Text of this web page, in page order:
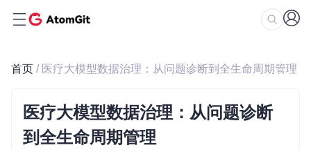
首页 / 医疗大模型数据治理：从问题诊断到全生命周期管理
医疗大模型数据治理：从问题诊断
到全生命周期管理